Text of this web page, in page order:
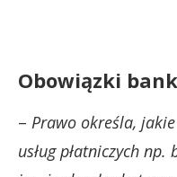
Obowiązki
– Prawo określa,
usług płatniczych